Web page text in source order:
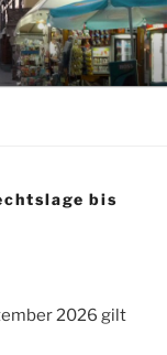
bis
2026 gilt